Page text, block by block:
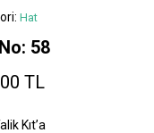
Hat
58
TL
Kıt’a